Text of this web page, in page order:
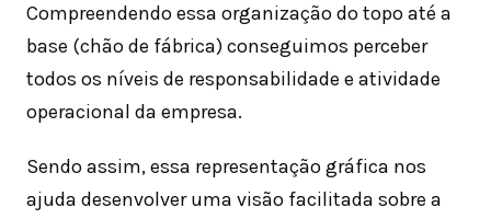
Compreendendo essa organização do topo até a
base (chão de fábrica) conseguimos perceber
todos os níveis de responsabilidade e atividade
operacional da empresa.
Sendo assim, essa representação gráfica nos
ajuda desenvolver uma visão facilitada sobre a